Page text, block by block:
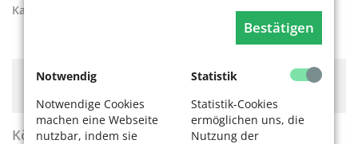
Bestätigen
Notwendig
Notwendige Cookies
machen eine Webseite
nutzbar, indem sie
Statistik
Statistik-Cookies
ermöglichen uns, die
Nutzung der
Kategorien:
Hier könnte Werbung stehen, mit der wir uns
KölnerLeben Sommer 2026